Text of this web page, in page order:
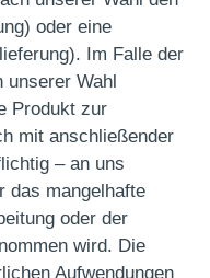
oder eine
Im Falle der
unserer Wahl
Produkt zur
mit anschließender
– an uns
das mangelhafte
oder der
wird. Die
Aufwendungen